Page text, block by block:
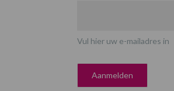
Vul hier uw e-mailadres in